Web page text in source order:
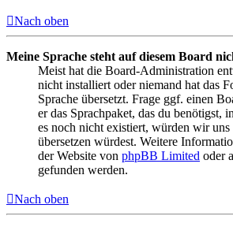
Nach oben
Meine Sprache steht auf diesem Board
Meist hat die Board-Administration
nicht installiert oder niemand hat das
Sprache übersetzt. Frage ggf. einen
er das Sprachpaket, das du benötigst,
es noch nicht existiert, würden wir
übersetzen würdest. Weitere
der Website von phpBB Limited oder
gefunden werden.
Nach oben